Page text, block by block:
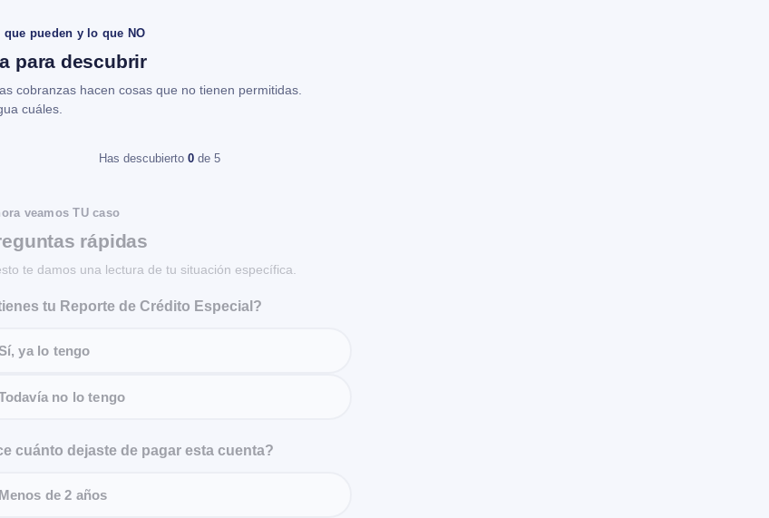
que pueden y lo que NO
para descubrir
cobranzas hacen cosas que no tienen permitidas.
cuáles.
Has descubierto 0 de 5
veamos TU caso
rápidas
te damos una lectura de tu situación específica.
tu Reporte de Crédito Especial?
ya lo tengo
no lo tengo
cuánto dejaste de pagar esta cuenta?
Menos de 2 años